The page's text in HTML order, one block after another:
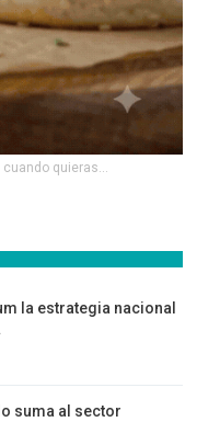
quieras...
la estrategia nacional
suma al sector